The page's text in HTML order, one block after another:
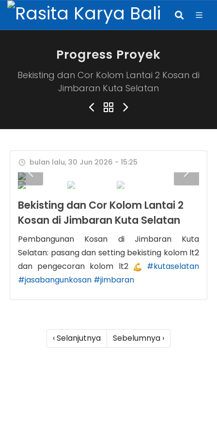
Progress Proyek
Bekisting dan Cor Kolom Lantai 2 Kosan di
Jimbaran Kuta Selatan
bulan lalu, 30 Jun 2026 - 15:25
Bekisting dan Cor Kolom Lantai 2
Kosan di Jimbaran Kuta Selatan
Pembangunan Kosan di Jimbaran Kuta
Selatan: pasang dan setting bekisting kolom lt2
dan pengecoran kolom lt2
#kutaselatan
#jasabangunkosan #jimbaran
‹ Selanjutnya Sebelumnya ›